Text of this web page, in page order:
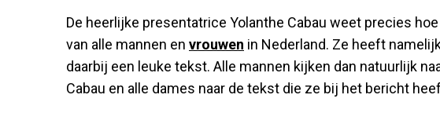
De heerlijke presentatrice Yolanthe Cabau weet precies
van alle mannen en vrouwen in Nederland. Ze heeft
daarbij een leuke tekst. Alle mannen kijken dan natuurlijk
Cabau en alle dames naar de tekst die ze bij het bericht